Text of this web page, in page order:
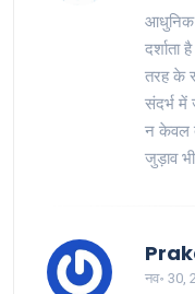
आधुनिक
तरह के
संदर्भ में
न केवल
जुड़ाव
नव॰ 30,